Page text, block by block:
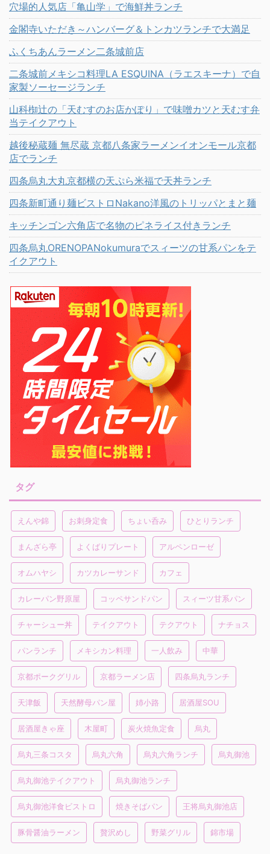
穴場的人気店「亀山学」で海鮮丼ランチ
金閣寺いただき～ハンバーグ＆トンカツランチで大満足
ふくちあんラーメン二条城前店
二条城前メキシコ料理LA ESQUINA（ラエスキーナ）で自
家製ソーセージランチ
山科椥辻の「天むすのお店かぽり」で味噌カツと天むす弁
当テイクアウト
越後秘蔵麺 無尽蔵 京都八条家ラーメンイオンモール京都
店でランチ
四条烏丸大丸京都横の天ぷら米福で天丼ランチ
四条新町通り麺ビストロNakano洋風のトリッパとまと麺
キッチンゴン六角店で名物のピネライス付きランチ
四条烏丸ORENOPANokumuraでスィーツの甘系パンをテ
イクアウト
タグ
えんや錦 お刺身定食 ちょい呑み ひとりランチ
まんざら亭 よくばりプレート アルペンローゼ
オムハヤシ カツカレーサンド カフェ
カレーパン野原屋 コッペサンドパン スィーツ甘系パン
チャーシュー丼 テイクアウト テクアウト ナチョス
パンランチ メキシカン料理 一人飲み 中華
京都ポークグリル 京都ラーメン店 四条烏丸ランチ
天津飯 天然酵母パン屋 姉小路 居酒屋SOU
居酒屋きゃ座 木屋町 炭火焼魚定食 烏丸
烏丸三条コスタ 烏丸六角 烏丸六角ランチ 烏丸御池
烏丸御池テイクアウト 烏丸御池ランチ
烏丸御池洋食ビストロ 焼きそばパン 王将烏丸御池店
豚骨醤油ラーメン 贅沢めし 野菜グリル 錦市場